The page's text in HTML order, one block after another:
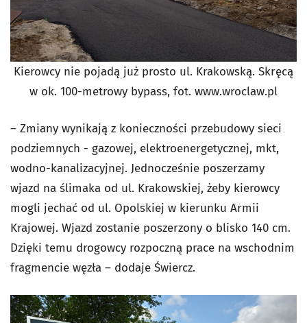
Kierowcy nie pojadą już prosto ul. Krakowską. Skręcą
w ok. 100-metrowy bypass, fot. www.wroclaw.pl
– Zmiany wynikają z konieczności przebudowy sieci
podziemnych - gazowej, elektroenergetycznej, mkt,
wodno-kanalizacyjnej. Jednocześnie poszerzamy
wjazd na ślimaka od ul. Krakowskiej, żeby kierowcy
mogli jechać od ul. Opolskiej w kierunku Armii
Krajowej. Wjazd zostanie poszerzony o blisko 140 cm.
Dzięki temu drogowcy rozpoczną prace na wschodnim
fragmencie węzła – dodaje Świercz.